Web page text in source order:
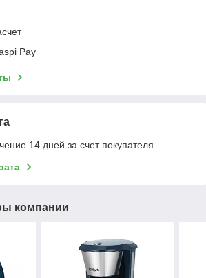
Pay
14 дней за счет покупателя
компании